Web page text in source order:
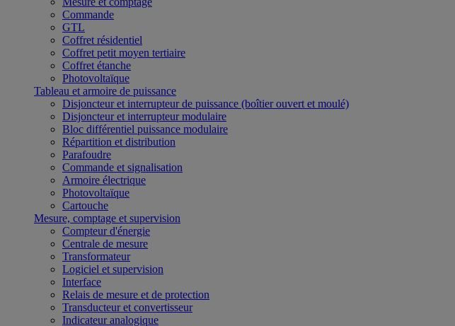
Commande
GTL
Coffret résidentiel
Coffret petit moyen tertiaire
Coffret étanche
Photovoltaïque
Tableau et armoire de puissance
Disjoncteur et interrupteur de puissance (boîtier ouvert et moulé)
Disjoncteur et interrupteur modulaire
Bloc différentiel puissance modulaire
Répartition et distribution
Parafoudre
Commande et signalisation
Armoire électrique
Photovoltaïque
Cartouche
Mesure, comptage et supervision
Compteur d'énergie
Centrale de mesure
Transformateur
Logiciel et supervision
Interface
Relais de mesure et de protection
Transducteur et convertisseur
Indicateur analogique